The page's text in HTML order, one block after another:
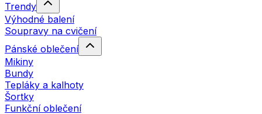
Trendy
Výhodné balení
Soupravy na cvičení
Pánské oblečení
Mikiny
Bundy
Tepláky a kalhoty
Šortky
Funkční oblečení